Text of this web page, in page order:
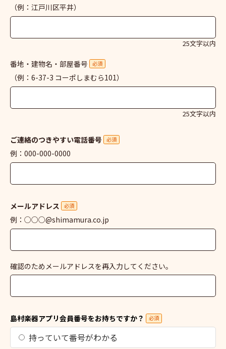
（例：江戸川区平井）
25文字以内
番地・建物名・部屋番号 必須
（例：6-37-3 コーポしまむら101）
25文字以内
ご連絡のつきやすい電話番号 必須
例：000-000-0000
メールアドレス 必須
例：○○○@shimamura.co.jp
確認のためメールアドレスを再入力してください。
島村楽器アプリ会員番号をお持ちですか？ 必須
持っていて番号がわかる